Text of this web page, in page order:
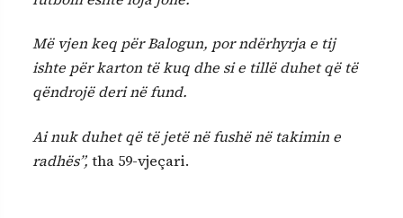
Më vjen keq për Balogun, por ndërhyrja e tij
ishte për karton të kuq dhe si e tillë duhet që të
qëndrojë deri në fund.
Ai nuk duhet që të jetë në fushë në takimin e
radhës”, tha 59-vjeçari.